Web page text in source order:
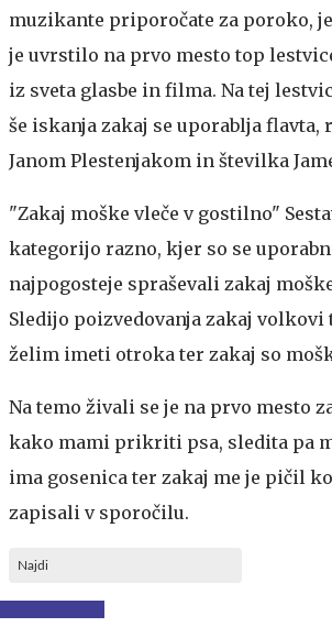
muzikante priporočate za poroko,
je uvrstilo na prvo mesto top
iz sveta glasbe in filma. Na tej
še iskanja zakaj se uporablja flavta,
Janom Plestenjakom in številka
"Zakaj moške vleče v gostilno"
kategorijo razno, kjer so se
najpogosteje spraševali zakaj
Sledijo poizvedovanja zakaj
želim imeti otroka ter zakaj so
Na temo živali se je na prvo mesto
kako mami prikriti psa, sledita pa
ima gosenica ter zakaj me je pičil
zapisali v sporočilu.
Najdi